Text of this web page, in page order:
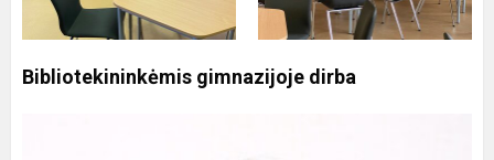
Bibliotekininkėmis gimnazijoje dirba